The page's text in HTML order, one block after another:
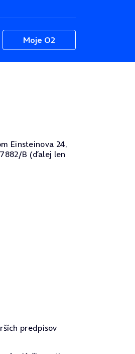
Moje O2
Einsteinova 24,
B (ďalej len
predpisov